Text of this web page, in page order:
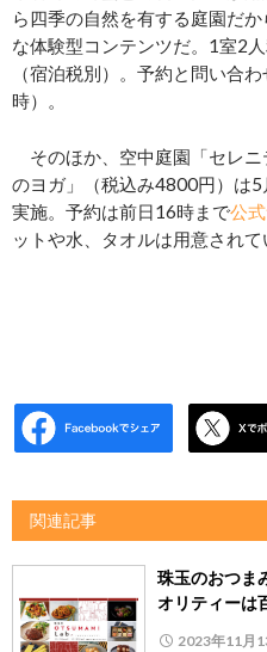
ら四季の自然を有する庭園だ
な体験型コンテンツだ。1室2
（宿泊税別）。予約と問い合
時）。
そのほか、空中庭園「セレニ
のヨガ」（税込み4800円）は
実施。予約は前日16時まで公
ットや水、タオルは用意されて
関連記事
珠玉のおつま
オリティーは
2023年11月